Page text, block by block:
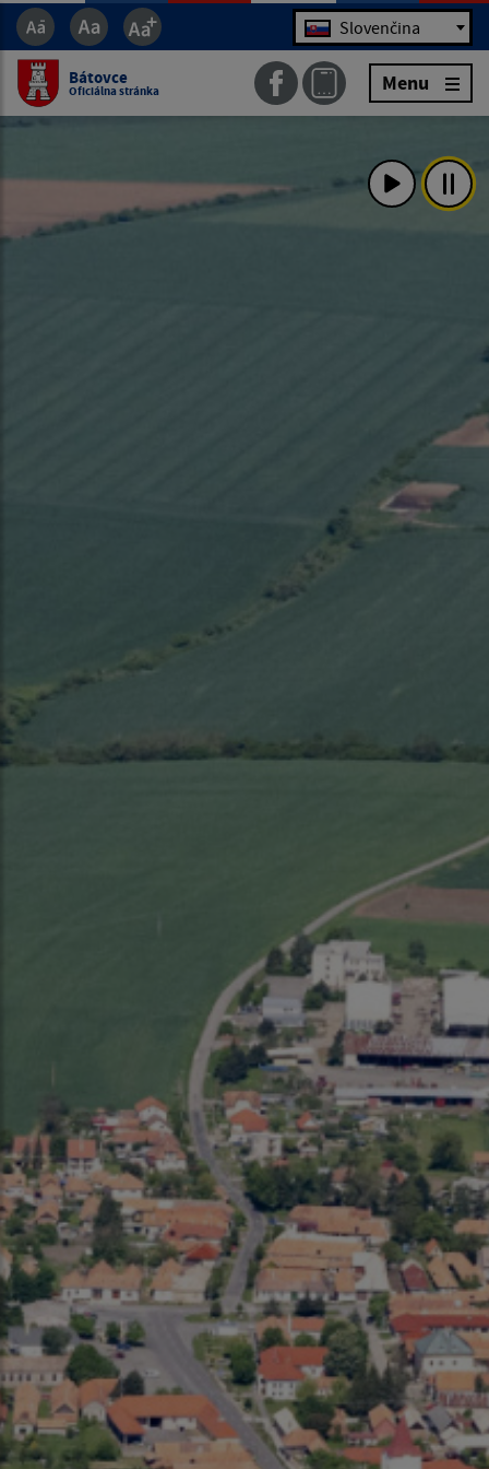
Jazyk Slovenčina
Bátovce
Oficiálna stránka Menu